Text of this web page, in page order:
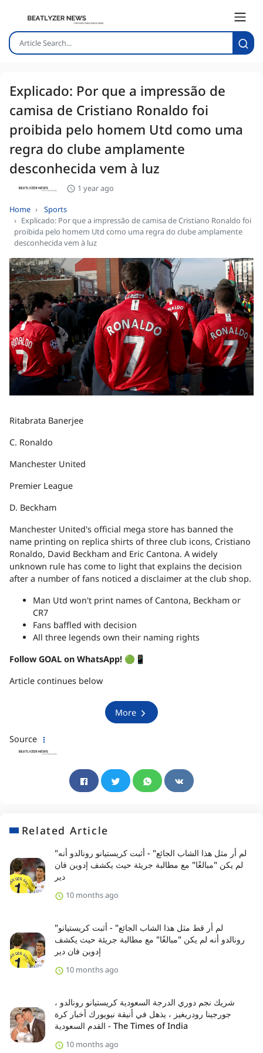
Explicado: Por que a impressão de
camisa de Cristiano Ronaldo foi
proibida pelo homem Utd como uma
regra do clube amplamente
desconhecida vem à luz
1 year ago
Home
Sports
Explicado: Por que a impressão de camisa de Cristiano Ronaldo foi
proibida pelo homem Utd como uma regra do clube amplamente
desconhecida vem à luz
Ritabrata Banerjee
C. Ronaldo
Manchester United
Premier League
D. Beckham
Manchester United's official mega store has banned the
name printing on replica shirts of three club icons, Cristiano
Ronaldo, David Beckham and Eric Cantona. A widely
unknown rule has come to light that explains the decision
after a number of fans noticed a disclaimer at the club shop.
Man Utd won't print names of Cantona, Beckham or
CR7
Fans baffled with decision
All three legends own their naming rights
Follow GOAL on WhatsApp! 🟢📱
Article continues below
More
Source
Related Article
"لم أر مثل هذا الشاب الجائع" - أثبت كريستيانو رونالدو أنه
لم يكن "مبالغًا" مع مطالبة جريئة حيث يكشف إدوين فان
دير
10 months ago
"لم أر قط مثل هذا الشاب الجائع" - أثبت كريستيانو
رونالدو أنه لم يكن "مبالغًا" مع مطالبة جريئة حيث يكشف
إدوين فان دير
10 months ago
شريك نجم دوري الدرجة السعودية كريستيانو رونالدو ،
جورجينا رودريغيز ، يذهل في أنيقة نيويورك أخبار كرة
القدم السعودية - The Times of India
10 months ago